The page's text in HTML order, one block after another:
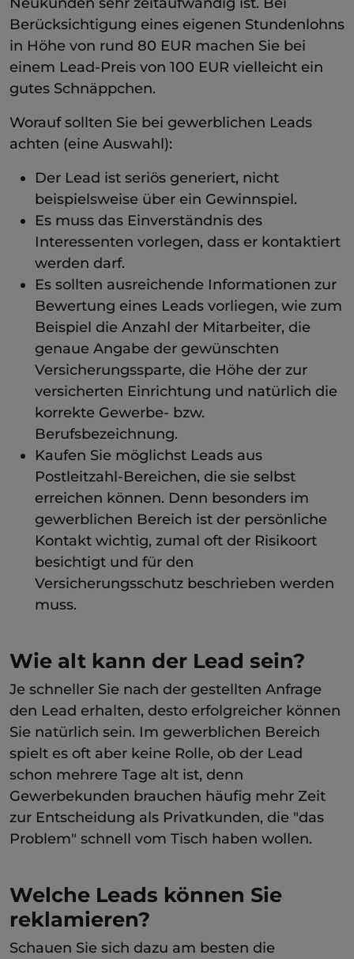
Berücksichtigung eines eigenen Stundenlohns
in Höhe von rund 80 EUR machen Sie bei
einem Lead-Preis von 100 EUR vielleicht ein
gutes Schnäppchen.
Worauf sollten Sie bei gewerblichen Leads
achten (eine Auswahl):
Der Lead ist seriös generiert, nicht
beispielsweise über ein Gewinnspiel.
Es muss das Einverständnis des
Interessenten vorlegen, dass er kontaktiert
werden darf.
Es sollten ausreichende Informationen zur
Bewertung eines Leads vorliegen, wie zum
Beispiel die Anzahl der Mitarbeiter, die
genaue Angabe der gewünschten
Versicherungssparte, die Höhe der zur
versicherten Einrichtung und natürlich die
korrekte Gewerbe- bzw.
Berufsbezeichnung.
Kaufen Sie möglichst Leads aus
Postleitzahl-Bereichen, die sie selbst
erreichen können. Denn besonders im
gewerblichen Bereich ist der persönliche
Kontakt wichtig, zumal oft der Risikoort
besichtigt und für den
Versicherungsschutz beschrieben werden
muss.
Wie alt kann der Lead sein?
Je schneller Sie nach der gestellten Anfrage
den Lead erhalten, desto erfolgreicher können
Sie natürlich sein. Im gewerblichen Bereich
spielt es oft aber keine Rolle, ob der Lead
schon mehrere Tage alt ist, denn
Gewerbekunden brauchen häufig mehr Zeit
zur Entscheidung als Privatkunden, die "das
Problem" schnell vom Tisch haben wollen.
Welche Leads können Sie
reklamieren?
Schauen Sie sich dazu am besten die